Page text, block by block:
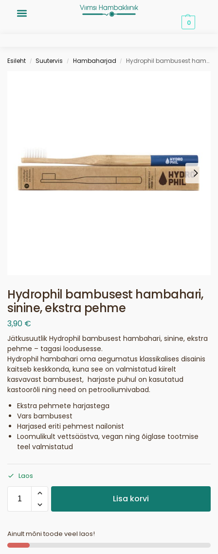
0
Esileht / Suutervis / Hambaharjad / Hydrophil bambusest hambahari, sinine, ekstra pehme
Hydrophil bambusest hambahari,
sinine, ekstra pehme
3,90 €
Jätkusuutlik Hydrophil bambusest hambahari, sinine, ekstra
pehme – tagasi loodusesse.
Hydrophil hambahari oma aegumatus klassikalises disainis
kaitseb keskkonda, kuna see on valmistatud kiirelt
kasvavast bambusest, harjaste puhul on kasutatud
kastoorõli ning need on petrooliumivabad.
Ekstra pehmete harjastega
Vars bambusest
Harjased eriti pehmest nailonist
Loomulikult vettsäästva, vegan ning õiglase tootmise
teel valmistatud
Laos
Lisa korvi
Ainult mõni toode veel laos!